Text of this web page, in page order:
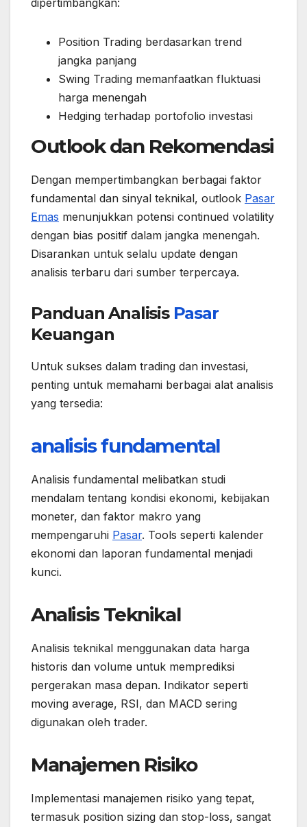
Position Trading berdasarkan trend
jangka panjang
Swing Trading memanfaatkan fluktuasi
harga menengah
Hedging terhadap portofolio investasi
Outlook dan Rekomendasi
Dengan mempertimbangkan berbagai faktor
fundamental dan sinyal teknikal, outlook Pasar
Emas menunjukkan potensi continued volatility
dengan bias positif dalam jangka menengah.
Disarankan untuk selalu update dengan
analisis terbaru dari sumber terpercaya.
Panduan Analisis Pasar
Keuangan
Untuk sukses dalam trading dan investasi,
penting untuk memahami berbagai alat analisis
yang tersedia:
analisis fundamental
Analisis fundamental melibatkan studi
mendalam tentang kondisi ekonomi, kebijakan
moneter, dan faktor makro yang
mempengaruhi Pasar. Tools seperti kalender
ekonomi dan laporan fundamental menjadi
kunci.
Analisis Teknikal
Analisis teknikal menggunakan data harga
historis dan volume untuk memprediksi
pergerakan masa depan. Indikator seperti
moving average, RSI, dan MACD sering
digunakan oleh trader.
Manajemen Risiko
Implementasi manajemen risiko yang tepat,
termasuk position sizing dan stop-loss, sangat